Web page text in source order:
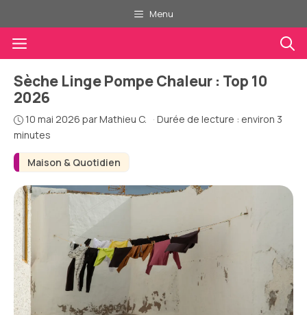
au
contenu
Menu
Menu
Maison & Quotidien
Sèche Linge Pompe Chaleur : Top 10
2026
10 mai 2026 parMathieu C. · Durée de lecture : environ 3
minutes